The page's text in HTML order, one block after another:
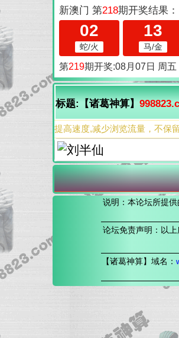
标题:【诸葛神算】
提高速度,减少浏览流量，不保
说明：本论坛所提
论坛免责声明：以
【诸葛神算】域名：